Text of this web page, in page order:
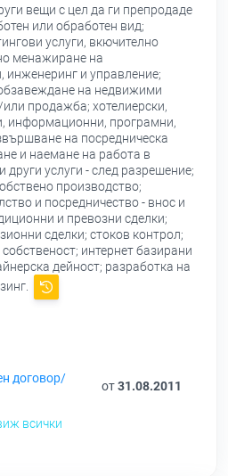
вещи с цел да ги препродаде
или обработен вид;
услуги, вкючително
менажиране на
инженеринг и управление;
на недвижими
продажба; хотелиерски,
информационни, програмни,
на посредническа
и наемане на работа в
услуги - след разрешение;
производство;
и посредничество - внос и
и превозни сделки;
сделки; стоков контрол;
интернет базирани
дейност; разработка на
договор/
от31.08.2011
всички